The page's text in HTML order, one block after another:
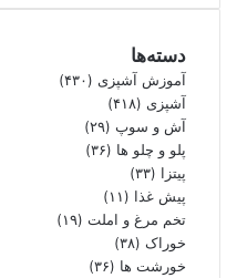
دسته‌ها
آموزش آشپزی (۴۳۰)
آشپزی (۴۱۸)
آش و سوپ (۲۹)
پلو و چلو ها (۳۶)
پیتزا (۳۳)
پیش غذا (۱۱)
تخم مرغ و املت (۱۹)
خوراک (۳۸)
خورشت ها (۳۶)